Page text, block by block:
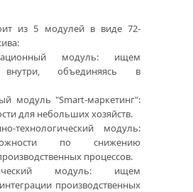
из 5 модулей в виде 72-
модуль: ищем
внутри, объединяясь в
модуль "Smart-маркетинг":
для небольших хозяйств.
технологический модуль:
по снижению
процессов.
модуль: ищем
производственных